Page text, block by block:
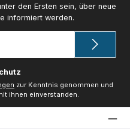
den Ersten sein, über neue
informiert werden.
zur Kenntnis genommen und
ihnen einverstanden.